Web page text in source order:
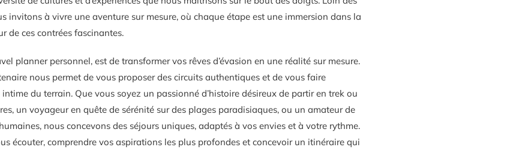
invitons à vivre une aventure sur mesure, où chaque étape est une immersion dans la
de ces contrées fascinantes.
planner personnel, est de transformer vos rêves d’évasion en une réalité sur mesure.
nous permet de vous proposer des circuits authentiques et de vous faire
intime du terrain. Que vous soyez un passionné d’histoire désireux de partir en trek ou
un voyageur en quête de sérénité sur des plages paradisiaques, ou un amateur de
nous concevons des séjours uniques, adaptés à vos envies et à votre rythme.
écouter, comprendre vos aspirations les plus profondes et concevoir un itinéraire qui